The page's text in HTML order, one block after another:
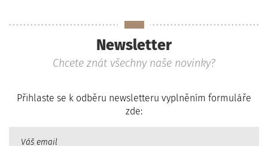
Newsletter
Chcete znát všechny naše novinky?
Přihlaste se k odběru newsletteru vyplněním formuláře
zde: